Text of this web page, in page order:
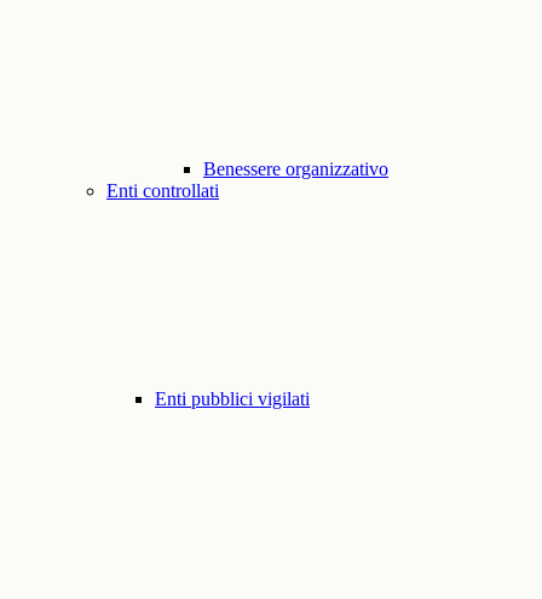
Benessere organizzativo
Enti controllati
Enti pubblici vigilati